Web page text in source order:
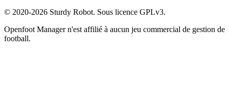
© 2020-2026 Sturdy Robot. Sous licence GPLv3.
Openfoot Manager n'est affilié à aucun jeu commercial de gestion de
football.